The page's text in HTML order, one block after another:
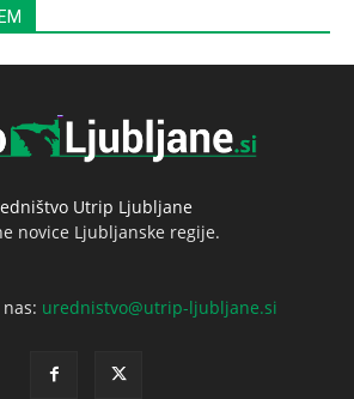
Utrip Ljubljane
novice Ljubljanske regije.
urednistvo@utrip-ljubljane.si